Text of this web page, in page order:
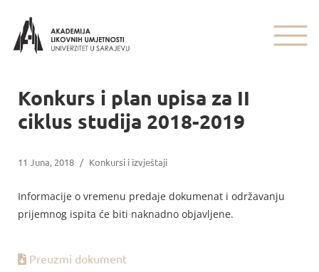
Konkurs i plan upisa za II
ciklus studija 2018-2019
11 Juna, 2018 / Konkursi i izvještaji
Informacije o vremenu predaje dokumenat i održavanju
prijemnog ispita će biti naknadno objavljene.
Preuzmi dokument